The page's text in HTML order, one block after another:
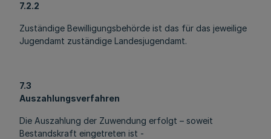
7.2.2
Zuständige Bewilligungsbehörde ist das für das jeweilige
Jugendamt zuständige Landesjugendamt.
7.3
Auszahlungsverfahren
Die Auszahlung der Zuwendung erfolgt – soweit
Bestandskraft eingetreten ist -